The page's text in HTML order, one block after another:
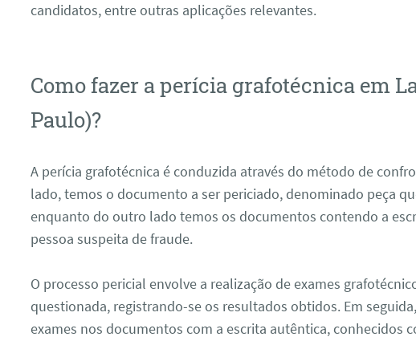
candidatos, entre outras aplicações relevantes.
Como fazer a perícia grafotécnica em
Paulo)?
A perícia grafotécnica é conduzida através do método de
lado, temos o documento a ser periciado, denominado peça
enquanto do outro lado temos os documentos contendo a
pessoa suspeita de fraude.
O processo pericial envolve a realização de exames
questionada, registrando-se os resultados obtidos. Em
exames nos documentos com a escrita autêntica, conhecidos